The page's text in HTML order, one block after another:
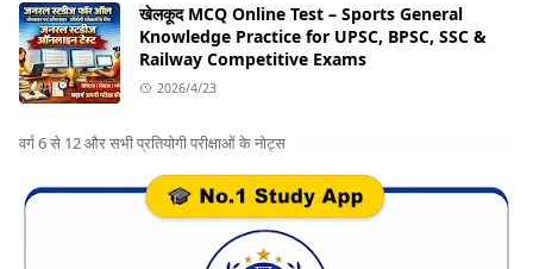
खेलकूद MCQ Online Test – Sports General
Knowledge Practice for UPSC, BPSC, SSC &
Railway Competitive Exams
2026/4/23
वर्ग 6 से 12 और सभी प्रतियोगी परीक्षाओं के नोट्स